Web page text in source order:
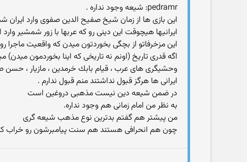
pedramr: شیعه وجود نداره .
این بازی ها از زمان شیخ صفیح الدین صفوی وارد ایران
ایرانیها هیچوقت این دینی رو كه عربها با زور شمشیر
این مزخرفاتو از بچگی بخوردتون میدن كه واقعیت ماجرا
اگه قدری تاریخ (اونم نه تاریخی كه اینا بخوردمون
وحشیگری های عرب ، قیام بابك خرمدین ، مازیار ، حسن
ایرانی ها هرگز قبول نداشتند منم قبول ندارم .
در ضمن شیعه دین نیست مذهبی دروغین است
به نظر من امام زمانی هم وجود نداره.
من پیشتر هم گفتم بدترین نوع مذهب شیعه گری
چون هم انحرافی هستند هم سنت پیامبرشون رو خراب